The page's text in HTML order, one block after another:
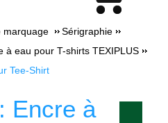
marquage
Sérigraphie
à eau pour T-shirts TEXIPLUS
Tee-Shirt
Encre à